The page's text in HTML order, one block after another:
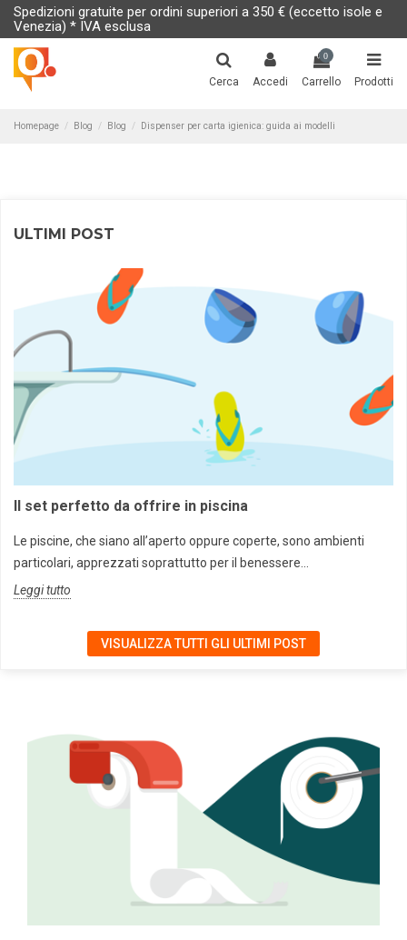
Spedizioni gratuite per ordini superiori a 350 € (eccetto isole e
Venezia) * IVA esclusa
Cerca Accedi
0
Carrello Prodotti
Homepage Blog Blog Dispenser per carta igienica: guida ai modelli
ULTIMI POST
Il set perfetto da offrire in piscina
Le piscine, che siano all’aperto oppure coperte, sono ambienti
particolari, apprezzati soprattutto per il benessere...
Leggi tutto
VISUALIZZA TUTTI GLI ULTIMI POST